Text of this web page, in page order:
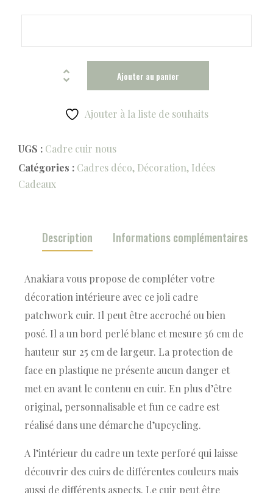
Ajouter au panier
Ajouter à la liste de souhaits
UGS : Cadre cuir nous
Catégories : Cadres déco, Décoration, Idées
Cadeaux
Description Informations complémentaires
Anakiara vous propose de compléter votre
décoration intérieure avec ce joli cadre
patchwork cuir. Il peut être accroché ou bien
posé. Il a un bord perlé blanc et mesure 36 cm de
hauteur sur 25 cm de largeur. La protection de
face en plastique ne présente aucun danger et
met en avant le contenu en cuir. En plus d’être
original, personnalisable et fun ce cadre est
réalisé dans une démarche d’upcycling.
A l’intérieur du cadre un texte perforé qui laisse
découvrir des cuirs de différentes couleurs mais
aussi de différents aspects. Le cuir peut être